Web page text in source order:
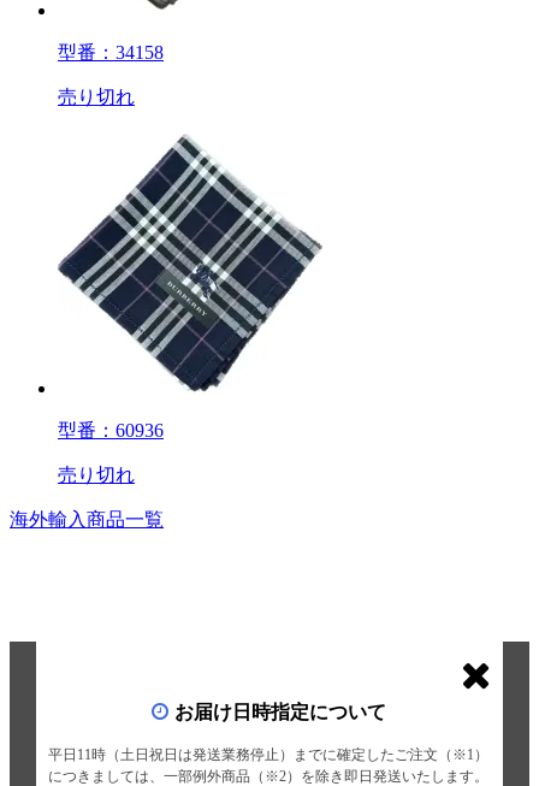
型番：34158
売り切れ
型番：60936
売り切れ
海外輸入商品一覧
お届け日時指定について
平日11時（土日祝日は発送業務停止）までに確定したご注文（※1）
につきましては、一部例外商品（※2）を除き即日発送いたします。